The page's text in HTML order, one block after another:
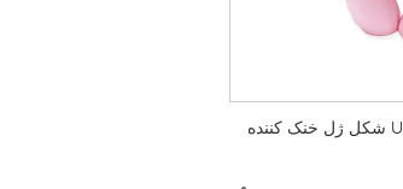
حرفه ای ویسکو الاستیک U شکل ژل خنک کننده